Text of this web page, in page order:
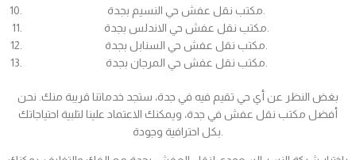
بغض النظر عن أي حي تقيم فيه في جدة، ستجد خدماتنا قريبة منك. نحن
أفضل مكتب نقل عفش في جدة، ويمكنك الاعتماد علينا لتلبية احتياجاتك